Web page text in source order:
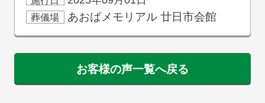
葬儀場 あおばメモリアル 廿日市会館
お客様の声一覧へ戻る